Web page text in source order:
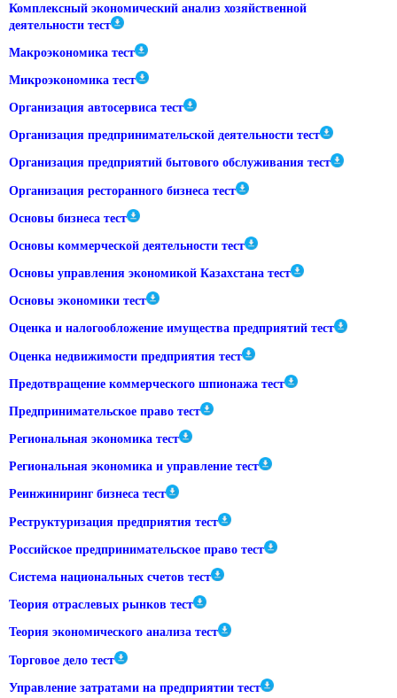
Комплексный экономический анализ хозяйственной
деятельности тест
Макроэкономика тест
Микроэкономика тест
Организация автосервиса тест
Организация предпринимательской деятельности тест
Организация предприятий бытового обслуживания тест
Организация ресторанного бизнеса тест
Основы бизнеса тест
Основы коммерческой деятельности тест
Основы управления экономикой Казахстана тест
Основы экономики тест
Оценка и налогообложение имущества предприятий тест
Оценка недвижимости предприятия тест
Предотвращение коммерческого шпионажа тест
Предпринимательское право тест
Региональная экономика тест
Региональная экономика и управление тест
Реинжиниринг бизнеса тест
Реструктуризация предприятия тест
Российское предпринимательское право тест
Система национальных счетов тест
Теория отраслевых рынков тест
Теория экономического анализа тест
Торговое дело тест
Управление затратами на предприятии тест